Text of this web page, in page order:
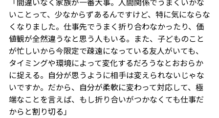
いことって、少なからずあるんですけど、特に気にならな
くなりました。仕事先でうまく折り合わなかったり、価
値観が全然違うなと思う人もいる。また、子どものこと
が忙しいから今限定で疎遠になっている友人がいても、
タイミングや環境によって変化するだろうなとおおらか
に捉える。自分が思うように相手は変えられないじゃな
いですか。だから、自分が柔軟に変わって対応して、極
端なことを言えば、もし折り合いがつかなくても仕事だ
からと割り切る」